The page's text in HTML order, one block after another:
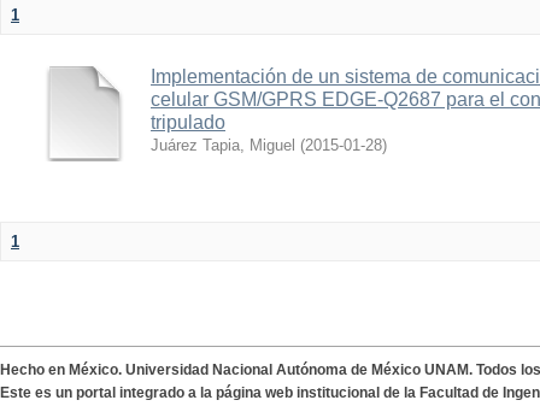
1
Implementación de un sistema de
celular GSM/GPRS EDGE-Q2687 para el
tripulado
Juárez Tapia, Miguel (2015-01-28)
1
Hecho en México. Universidad Nacional Autónoma de México UNAM. Todos
Este es un portal integrado a la página web institucional de la Facultad de